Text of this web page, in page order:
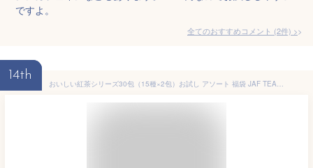
ですよ。
全てのおすすめコメント (2件) >
14th
おいしい紅茶シリーズ30包（15種×2包）お試し アソート 福袋 JAF TEA スリランカ ティーバッグ ティーパック ティーバック